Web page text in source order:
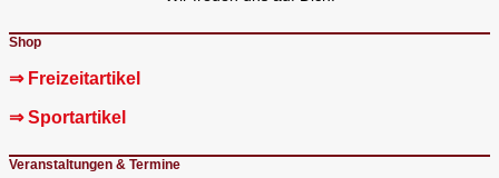
Shop
⇒ Freizeitartikel
⇒ Sportartikel
Veranstaltungen & Termine